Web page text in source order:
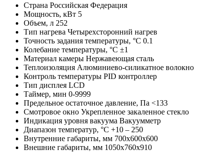
Страна Российская Федерация
Мощность, кВт 5
Объем, л 252
Тип нагрева Четырехсторонний нагрев
Точность задания температуры, °C 0.1
Колебание температуры, °C ±1
Материал камеры Нержавеющая сталь
Теплоизоляция Алюминиево-силикатное волокно
Контроль температуры PID контроллер
Тип дисплея LCD
Таймер, мин 0-9999
Предельное остаточное давление, Па <133
Смотровое окно Укрепленное закаленное стекло
Индикация уровня вакуума Вакуумметр
Диапазон температур, °C +10 – 250
Внутренние габариты, мм 700х600х600
Внешние габариты, мм 1050х760х910